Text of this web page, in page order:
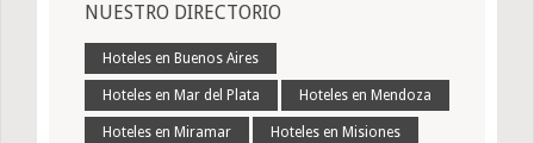
NUESTRO DIRECTORIO
Hoteles en Buenos Aires
Hoteles en Mar del Plata Hoteles en Mendoza
Hoteles en Miramar Hoteles en Misiones